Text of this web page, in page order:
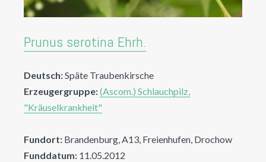
Prunus serotina Ehrh.
Deutsch:Späte Traubenkirsche
Erzeugergruppe:(Ascom.) Schlauchpilz,
"Kräuselkrankheit"
Fundort: Brandenburg, A13, Freienhufen, Drochow
Funddatum: 11.05.2012